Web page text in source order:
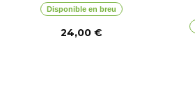
Disponible en breu
24,00 €